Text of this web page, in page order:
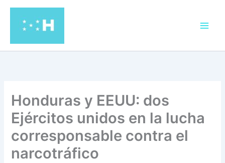
contenido
Honduras y EEUU: dos
Ejércitos unidos en la lucha
corresponsable contra el
narcotráfico